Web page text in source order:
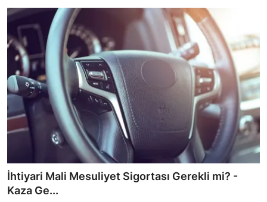
İhtiyari Mali Mesuliyet Sigortası Gerekli mi? -
Kaza Ge...